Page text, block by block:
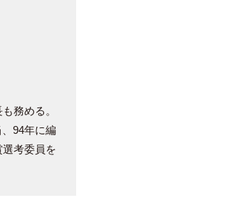
務める。
94年に編
考委員を